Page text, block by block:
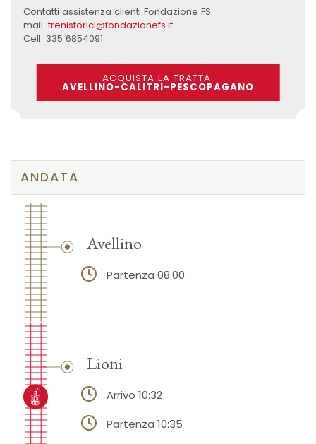
Contatti assistenza clienti Fondazione FS:
mail:trenistorici@fondazionefs.it
Cell: 335 6854091
ACQUISTA LA TRATTA:
AVELLINO-CALITRI-PESCOPAGANO
ANDATA
Avellino
Partenza 08:00
Lioni
Arrivo 10:32
Partenza 10:35